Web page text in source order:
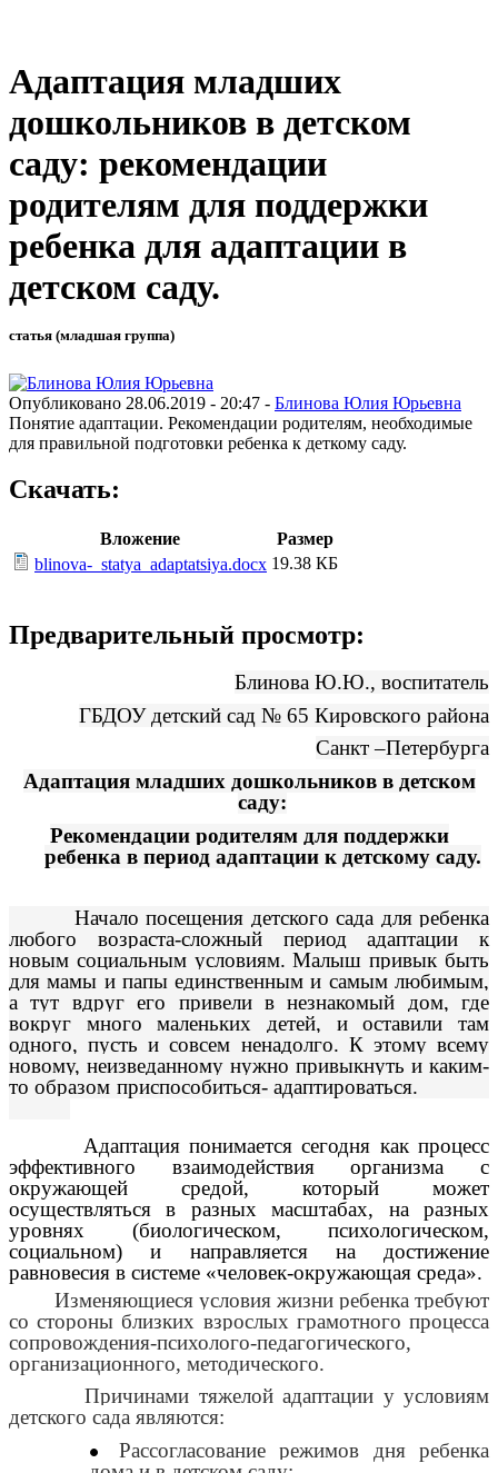
Адаптация младших
дошкольников в детском
саду: рекомендации
родителям для поддержки
ребенка для адаптации в
детском саду.
статья (младшая группа)
Опубликовано 28.06.2019 - 20:47 - Блинова Юлия Юрьевна
Понятие адаптации. Рекомендации родителям, необходимые
для правильной подготовки ребенка к деткому саду.
Скачать:
Вложение
Размер
blinova-_statya_adaptatsiya.docx 19.38 КБ
Предварительный просмотр:
Блинова Ю.Ю., воспитатель
ГБДОУ детский сад № 65 Кировского района
Санкт –Петербурга
Адаптация младших дошкольников в детском
саду:
Рекомендации родителям для поддержки
ребенка в период адаптации к детскому саду.
Начало посещения детского сада для ребенка
любого возраста-сложный период адаптации к
новым социальным условиям. Малыш привык быть
для мамы и папы единственным и самым любимым,
а тут вдруг его привели в незнакомый дом, где
вокруг много маленьких детей, и оставили там
одного, пусть и совсем ненадолго. К этому всему
новому, неизведанному нужно привыкнуть и каким-
то образом приспособиться- адаптироваться.
Адаптация понимается сегодня как процесс
эффективного взаимодействия организма с
окружающей средой, который может
осуществляться в разных масштабах, на разных
уровнях (биологическом, психологическом,
социальном) и направляется на достижение
равновесия в системе «человек-окружающая среда».
Изменяющиеся условия жизни ребенка требуют
со стороны близких взрослых грамотного процесса
сопровождения-психолого-педагогического,
организационного, методического.
Причинами тяжелой адаптации у условиям
детского сада являются:
Рассогласование режимов дня ребенка